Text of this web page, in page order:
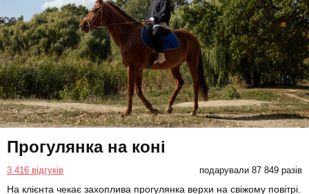
Прогулянка на коні
3 416 відгуків подарували 87 849 разів
На клієнта чекає захоплива прогулянка верхи на свіжому повітрі.